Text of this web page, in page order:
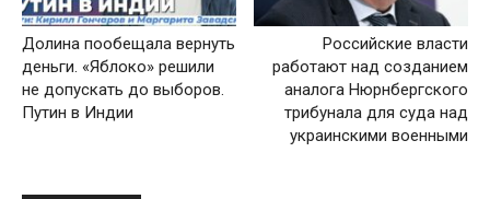
Долина пообещала вернуть
деньги. «Яблоко» решили
не допускать до выборов.
Путин в Индии
Российские власти
работают над созданием
аналога Нюрнбергского
трибунала для суда над
украинскими военными